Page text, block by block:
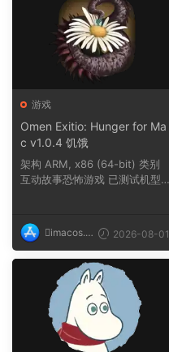
游戏
Omen Exitio: Hunger for Ma
c v1.0.4 饥饿
架构 ARM, x86 (64-bit) 类别
互动故事恐怖游戏 已测试机型
imacos.t
op
2026-08-01